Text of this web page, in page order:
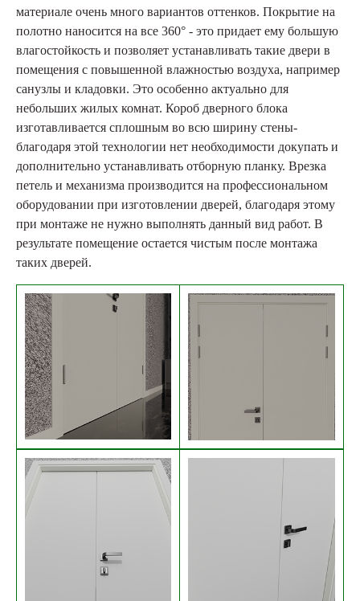
материале очень много вариантов оттенков. Покрытие на
полотно наносится на все 360° - это придает ему большую
влагостойкость и позволяет устанавливать такие двери в
помещения с повышенной влажностью воздуха, например
санузлы и кладовки. Это особенно актуально для
небольших жилых комнат. Короб дверного блока
изготавливается сплошным во всю ширину стены-
благодаря этой технологии нет необходимости докупать и
дополнительно устанавливать отборную планку. Врезка
петель и механизма производится на профессиональном
оборудовании при изготовлении дверей, благодаря этому
при монтаже не нужно выполнять данный вид работ. В
результате помещение остается чистым после монтажа
таких дверей.